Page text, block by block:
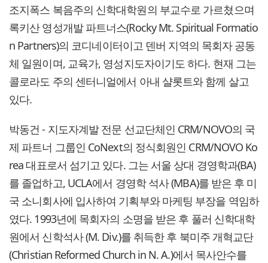
조지폭스 복음주의 신학대학원의 부교수로 가르쳤으며
록키산 영성개발 파트너스(Rocky Mt. Spiritual Formatio
n Partners)의 코디네이터이고 덴버 지역의 목회자 공동
체 일원이며, 교육가, 영성지도자이기도 하다. 현재 그는
콜로라도 주의 센터니얼에서 아내 샬롯트와 함께 살고
있다.
박동건 - 지도자계발 전문 선교단체인 CRM/NOVO의 국
제 파트너 그룹인 CoNext의 정식회원인 CRM/NOVO Ko
rea 대표로서 섬기고 있다. 그는 서울 상대 경영학과(BA)
를 졸업하고, UCLA에서 경영학 석사 (MBA)를 받은 후 미
국 소니회사에 입사하여 기획부와 마케팅 부장을 역임하
였다. 1993년에 목회자의 소명을 받은 후 풀러 신학대학
원에서 신학석사 (M. Div.)를 취득한 후 북미주 개혁교단
(Christian Reformed Church in N. A.)에서 목사안수를